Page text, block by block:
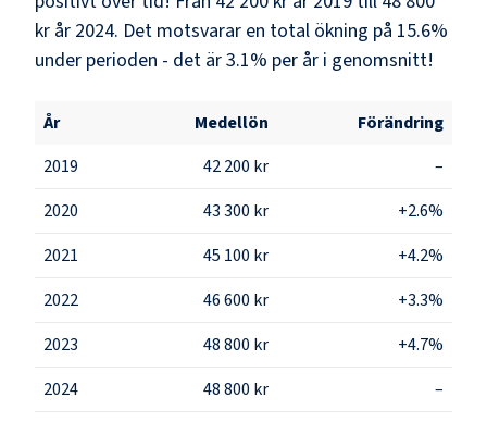
kr år 2024. Det motsvarar en total ökning på 15.6%
under perioden - det är 3.1% per år i genomsnitt!
År Medellön
Förändring
2019
42 200 kr
–
2020
43 300 kr
+2.6%
2021
45 100 kr
+4.2%
2022
46 600 kr
+3.3%
2023
48 800 kr
+4.7%
2024
48 800 kr –